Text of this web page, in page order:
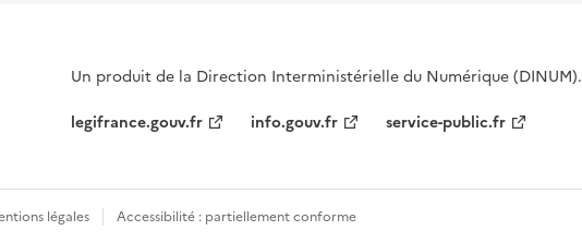
Un produit de la Direction Interministérielle du Numérique (DINUM).
legifrance.gouv.fr
info.gouv.fr service-public.fr
légales Accessibilité : partiellement conforme